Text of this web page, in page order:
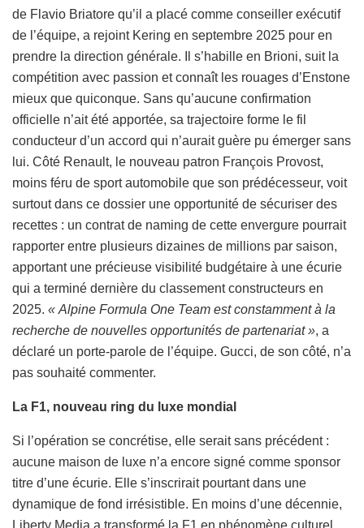
de Flavio Briatore qu’il a placé comme conseiller exécutif
de l’équipe, a rejoint Kering en septembre 2025 pour en
prendre la direction générale. Il s’habille en Brioni, suit la
compétition avec passion et connaît les rouages d’Enstone
mieux que quiconque. Sans qu’aucune confirmation
officielle n’ait été apportée, sa trajectoire forme le fil
conducteur d’un accord qui n’aurait guère pu émerger sans
lui. Côté Renault, le nouveau patron François Provost,
moins féru de sport automobile que son prédécesseur, voit
surtout dans ce dossier une opportunité de sécuriser des
recettes : un contrat de naming de cette envergure pourrait
rapporter entre plusieurs dizaines de millions par saison,
apportant une précieuse visibilité budgétaire à une écurie
qui a terminé dernière du classement constructeurs en
2025. « Alpine Formula One Team est constamment à la
recherche de nouvelles opportunités de partenariat », a
déclaré un porte-parole de l’équipe. Gucci, de son côté, n’a
pas souhaité commenter.
La F1, nouveau ring du luxe mondial
Si l’opération se concrétise, elle serait sans précédent :
aucune maison de luxe n’a encore signé comme sponsor
titre d’une écurie. Elle s’inscrirait pourtant dans une
dynamique de fond irrésistible. En moins d’une décennie,